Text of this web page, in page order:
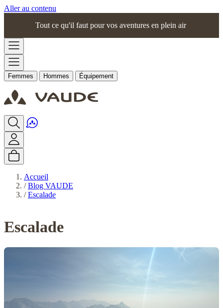
Aller au contenu
Tout ce qu'il faut pour vos aventures en plein air
Femmes Hommes Équipement
Accueil
/ Blog VAUDE
/ Escalade
Escalade